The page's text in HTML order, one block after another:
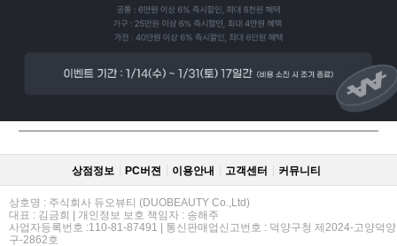
PAYCO 바로
상점정보 PC버젼 이용안내 고객센터 커뮤니티
상호명 : 주식회사 듀오뷰티 (DUOBEAUTY Co.,Ltd)
대표 : 김금희 | 개인정보 보호 책임자 : 송해주
사업자등록번호 :110-81-87491 | 통신판매업신고번호 : 덕양구청 제2024-고양덕양
구-2862호